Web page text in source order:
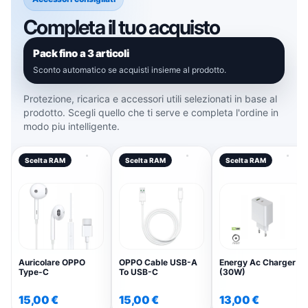
Qual è la capacità della batteria
dell'OPPO A6k?
La batteria dell'OPPO A6k ha una capacità di
espandibile?
Sì, l'OPPO A6k supporta schede MicroSD fino a
Che tipo di processore ha l'OPPO A6k?
L'OPPO A6k è dotato di un processore
24 mesi di garanzia del
produttore
Completa il tuo acquisto
Pack fino a 3 articoli
Sconto automatico se acquisti insieme al prodotto.
Protezione, ricarica e accessori utili selezionati in base al
prodotto. Scegli quello che ti serve e completa l'ordine in
modo piu intelligente.
Scelta RAM
Auricolare OPPO
Type-C
15,00 €
Scelta RAM
OPPO Cable USB-A
To USB-C
15,00 €
Scelta RAM
Energy Ac Charger
(30W)
13,00 €